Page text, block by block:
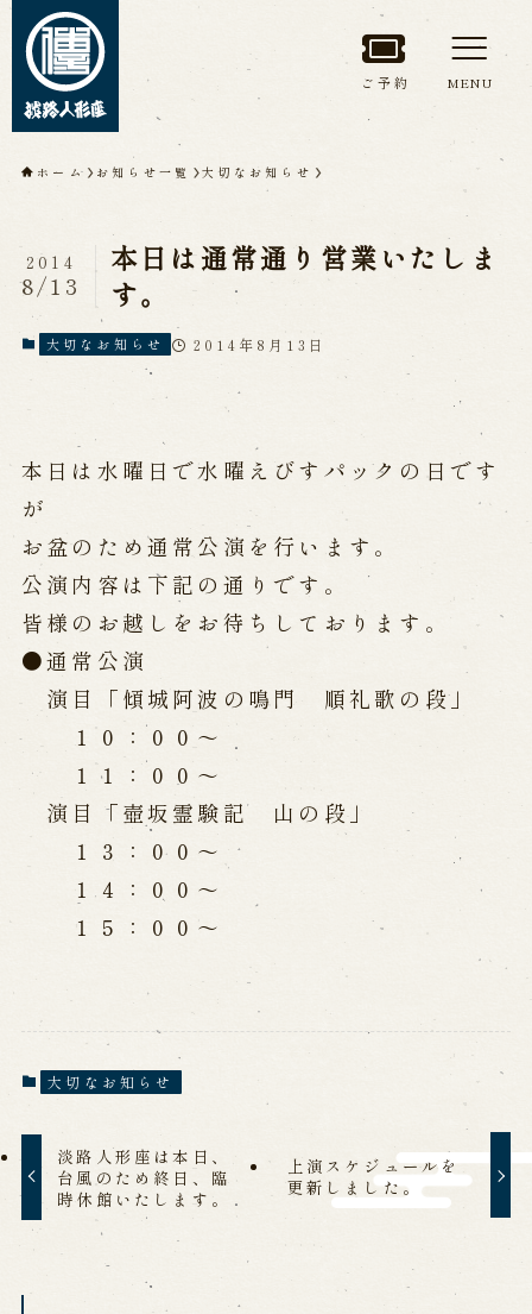
トップページ
淡路人形座について
淡路人形座とは
座員紹介
人間国宝 故鶴澤友路師匠
淡路人形座の成り立ち
淡路人形座で研修した人々
淡路人形浄瑠璃を受け継いで
公演情報
公演カレンダー
開催中の公演
近日開催の公演
出張公演
出張公演
学校公演
海外旅行客向け特別公演「くにうみ」
歴史
淡路島と国生み神話
淡路人形浄瑠璃の歴史
ご利用案内
営業日時・料金
お問い合わせ
お電話でお問い合わせ
ご予約 MENU
ホーム お知らせ一覧 大切なお知らせ
本日は通常通り営業いたしま
す。
2014
8/13
大切なお知らせ 2014年8月13日
本日は水曜日で水曜えびすパックの日です
が
お盆のため通常公演を行います。
公演内容は下記の通りです。
皆様のお越しをお待ちしております。
●通常公演
演目「傾城阿波の鳴門 順礼歌の段」
１０：００～
１１：００～
演目「壺坂霊験記 山の段」
１３：００～
１４：００～
１５：００～
大切なお知らせ
淡路人形座は本日、
台風のため終日、臨
時休館いたします。
上演スケジュールを
更新しました。